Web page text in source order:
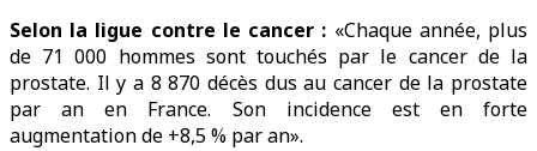
Selon la ligue contre le cancer : «Chaque année, plus
de 71 000 hommes sont touchés par le cancer de la
prostate. Il y a 8 870 décès dus au cancer de la prostate
par an en France. Son incidence est en forte
augmentation de +8,5 % par an».